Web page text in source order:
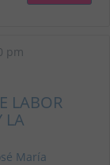
pm
LABOR
LA
María